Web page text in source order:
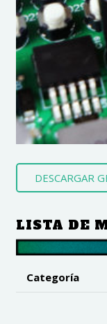
DESCARGAR
LISTA DE
Categoría